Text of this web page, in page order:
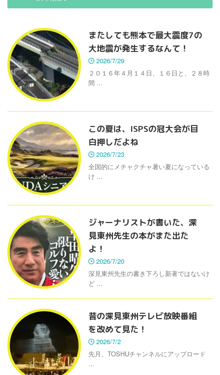
またしても熊本で最大震度7の
大地震が発生するなんて！
2026/7/29
２０１６年４月１４日、１６日と、２８時
間 ...
この夏は、ISPSの冠大会が目
白押しだよね
2026/7/23
全国的にメチャクチャ暑い夏になっている
け ...
ジャーナリストが書いた、深
見東州先生の本がまた出た
よ！
2026/7/20
深見東州先生の書き下ろし新著ではないけ
ど ...
昔の深見東州テレビ放映番組
を改めて見た！
2026/7/2
先月、TOSHUチャンネルにアップロード
...